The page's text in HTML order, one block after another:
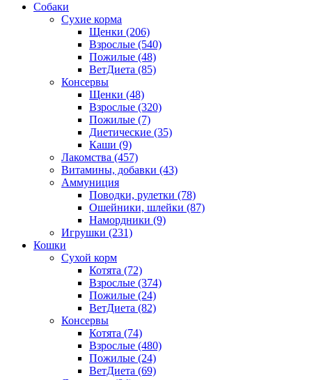
Собаки
Сухие корма
Щенки (206)
Взрослые (540)
Пожилые (48)
ВетДиета (85)
Консервы
Щенки (48)
Взрослые (320)
Пожилые (7)
Диетические (35)
Каши (9)
Лакомства (457)
Витамины, добавки (43)
Аммуниция
Поводки, рулетки (78)
Ошейники, шлейки (87)
Намордники (9)
Игрушки (231)
Кошки
Сухой корм
Котята (72)
Взрослые (374)
Пожилые (24)
ВетДиета (82)
Консервы
Котята (74)
Взрослые (480)
Пожилые (24)
ВетДиета (69)